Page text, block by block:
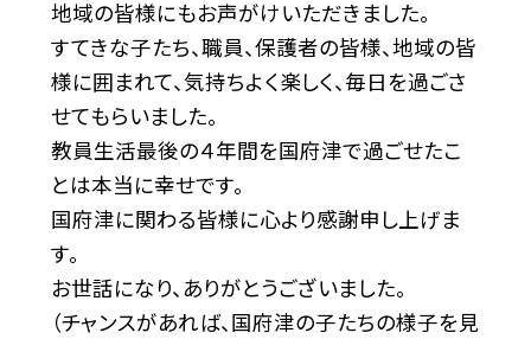
地域の皆様にもお声がけいただきました。
すてきな子たち、職員、保護者の皆様、地域の皆
様に囲まれて、気持ちよく楽しく、毎日を過ごさ
せてもらいました。
教員生活最後の４年間を国府津で過ごせたこ
とは本当に幸せです。
国府津に関わる皆様に心より感謝申し上げま
す。
お世話になり、ありがとうございました。
（チャンスがあれば、国府津の子たちの様子を見